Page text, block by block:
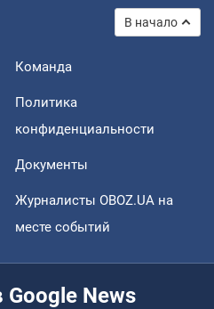
В начало
Команда
Политика
конфиденциальности
Документы
Журналисты OBOZ.UA на
месте событий
Google News